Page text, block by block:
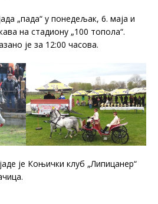
„пада“ у понедељак, 6. маја и
на стадиону „100 топола“.
је за 12:00 часова.
је Коњички клуб „Липицанер“